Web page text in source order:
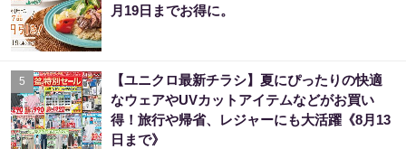
月19日までお得に。
5
【ユニクロ最新チラシ】夏にぴったりの快適
なウェアやUVカットアイテムなどがお買い
得！旅行や帰省、レジャーにも大活躍《8月13
日まで》